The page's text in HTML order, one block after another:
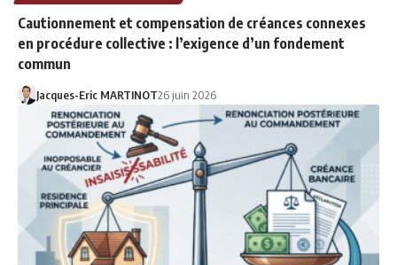
Cautionnement et compensation de créances connexes
en procédure collective : l’exigence d’un fondement
commun
Jacques-Eric MARTINOT26 juin 2026